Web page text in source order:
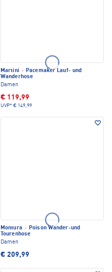
Martini · Pacemaker Lauf- und
Wanderhose
Damen
€ 119,99
UVP* € 149,99
Montura · Poison Wander-und
Tourenhose
Damen
€ 209,99